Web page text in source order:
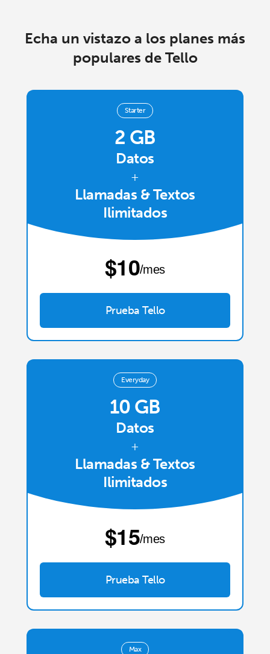
Echa un vistazo a los planes más
populares de Tello
Starter
2 GB
Datos
+
Llamadas & Textos
Ilimitados
⁦$10⁩/mes
Prueba Tello
Everyday
10 GB
Datos
+
Llamadas & Textos
Ilimitados
⁦$15⁩/mes
Prueba Tello
Max